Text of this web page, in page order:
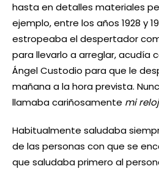
hasta en detalles materiales
ejemplo, entre los años 1928 y
estropeaba el despertador
para llevarlo a arreglar, acudía
Ángel Custodio para que le
mañana a la hora prevista.
llamaba cariñosamente mi
Habitualmente saludaba
de las personas con que se
que saludaba primero al